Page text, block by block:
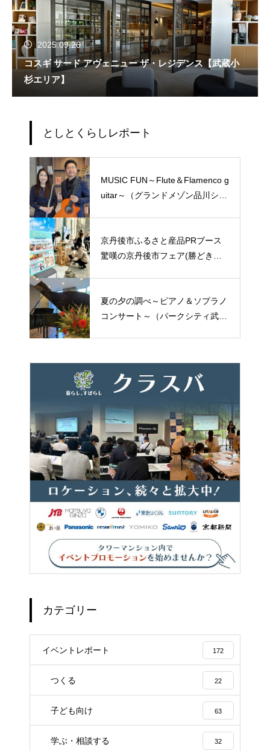
2025.09.26
コスギ サード アヴェニュー ザ・レジデンス【武蔵小
杉エリア】
としとくらしレポート
MUSIC FUN～Flute＆Flamenco g
uitar～（グランドメゾン品川シー
京丹後市ふるさと産品PRブース
驚嘆の京丹後市フェア(勝どき
夏の夕の調べ～ピアノ＆ソプラノ
コンサート～（パークシティ武蔵
カテゴリー
イベントレポート 172
つくる 22
子ども向け 63
学ぶ・相談する 32